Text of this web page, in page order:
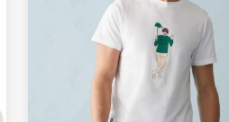
LESLIPFRANCAIS.fr